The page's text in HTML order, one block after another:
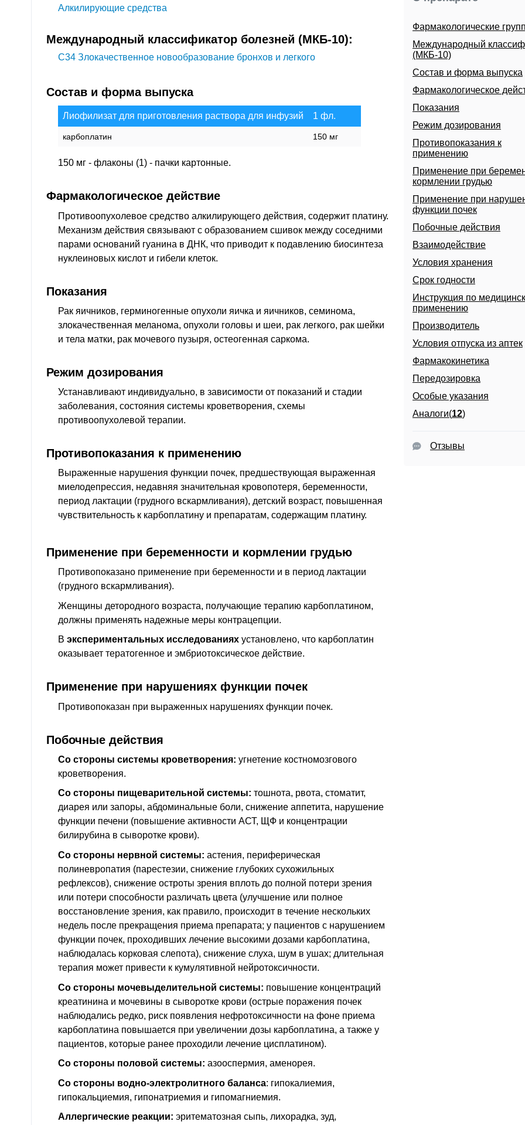
Алкилирующие средства
Международный классификатор болезней (МКБ-10):
C34 Злокачественное новообразование бронхов и легкого
Состав и форма выпуска
Лиофилизат для приготовления раствора для инфузий 1 фл.
карбоплатин 150 мг
150 мг - флаконы (1) - пачки картонные.
Фармакологическое действие
Противоопухолевое средство алкилирующего действия, содержит платину.
Механизм действия связывают с образованием сшивок между соседними
парами оснований гуанина в ДНК, что приводит к подавлению биосинтеза
нуклеиновых кислот и гибели клеток.
Показания
Рак яичников, герминогенные опухоли яичка и яичников, семинома,
злокачественная меланома, опухоли головы и шеи, рак легкого, рак шейки
и тела матки, рак мочевого пузыря, остеогенная саркома.
Режим дозирования
Устанавливают индивидуально, в зависимости от показаний и стадии
заболевания, состояния системы кроветворения, схемы
противоопухолевой терапии.
Противопоказания к применению
Выраженные нарушения функции почек, предшествующая выраженная
миелодепрессия, недавняя значительная кровопотеря, беременности,
период лактации (грудного вскармливания), детский возраст, повышенная
чувствительность к карбоплатину и препаратам, содержащим платину.
Применение при беременности и кормлении грудью
Противопоказано применение при беременности и в период лактации
(грудного вскармливания).
Женщины детородного возраста, получающие терапию карбоплатином,
должны применять надежные меры контрацепции.
В экспериментальных исследованиях установлено, что карбоплатин
оказывает тератогенное и эмбриотоксическое действие.
Применение при нарушениях функции почек
Противопоказан при выраженных нарушениях функции почек.
Побочные действия
Со стороны системы кроветворения: угнетение костномозгового
кроветворения.
Со стороны пищеварительной системы: тошнота, рвота, стоматит,
диарея или запоры, абдоминальные боли, снижение аппетита, нарушение
функции печени (повышение активности АСТ, ЩФ и концентрации
билирубина в сыворотке крови).
Со стороны нервной системы: астения, периферическая
полиневропатия (парестезии, снижение глубоких сухожильных
рефлексов), снижение остроты зрения вплоть до полной потери зрения
или потери способности различать цвета (улучшение или полное
восстановление зрения, как правило, происходит в течение нескольких
недель после прекращения приема препарата; у пациентов с нарушением
функции почек, проходивших лечение высокими дозами карбоплатина,
наблюдалась корковая слепота), снижение слуха, шум в ушах; длительная
терапия может привести к кумулятивной нейротоксичности.
Со стороны мочевыделительной системы: повышение концентраций
креатинина и мочевины в сыворотке крови (острые поражения почек
наблюдались редко, риск появления нефротоксичности на фоне приема
карбоплатина повышается при увеличении дозы карбоплатина, а также у
пациентов, которые ранее проходили лечение цисплатином).
Со стороны половой системы: азооспермия, аменорея.
Со стороны водно-электролитного баланса: гипокалиемия,
гипокальциемия, гипонатриемия и гипомагниемия.
Аллергические реакции: эритематозная сыпь, лихорадка, зуд,
Фармакологические
Международный
(МКБ-10)
Состав и форма выпуска
Фармакологическое
Показания
Режим дозирования
Противопоказания к
применению
Применение при
кормлении грудью
Применение при
функции почек
Побочные действия
Взаимодействие
Условия хранения
Срок годности
Инструкция по
применению
Производитель
Условия отпуска из аптек
Фармакокинетика
Передозировка
Особые указания
Аналоги(12)
Отзывы